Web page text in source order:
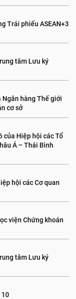
Trái phiếu ASEAN+3
tâm Lưu ký
Ngân hàng Thế giới
cơ sở
của Hiệp hội các Tổ
Á – Thái Bình
hội các Cơ quan
viện Chứng khoán
tâm Lưu ký
10